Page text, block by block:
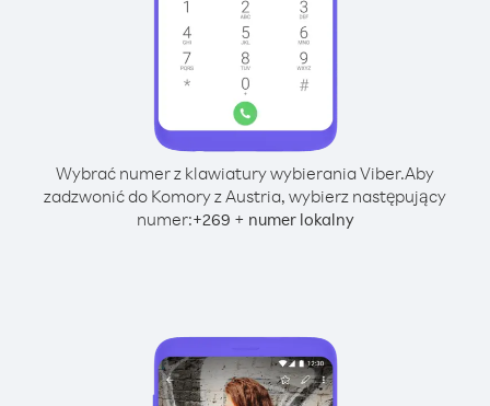
Wybrać numer z klawiatury wybierania Viber.Aby
zadzwonić do Komory z Austria, wybierz następujący
numer:+269 + numer lokalny